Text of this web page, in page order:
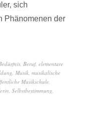
sich
Phänomenen der
, Beruf, elementare
, Musik, musikalische
Musikschule,
, Selbstbestimmung,